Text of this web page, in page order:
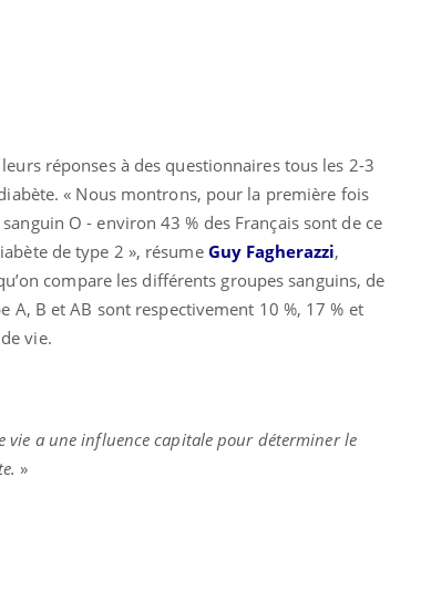
réponses à des questionnaires tous les 2-3
« Nous montrons, pour la première fois
O - environ 43 % des Français sont de ce
de type 2 », résume Guy Fagherazzi,
compare les différents groupes sanguins, de
B et AB sont respectivement 10 %, 17 % et
vie.
vie a une influence capitale pour déterminer le
»
si on
de type 2
les
soignants.